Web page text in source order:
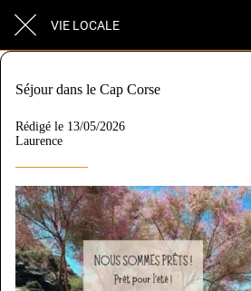
VIE LOCALE
Séjour dans le Cap Corse
Rédigé le 13/05/2026
Laurence